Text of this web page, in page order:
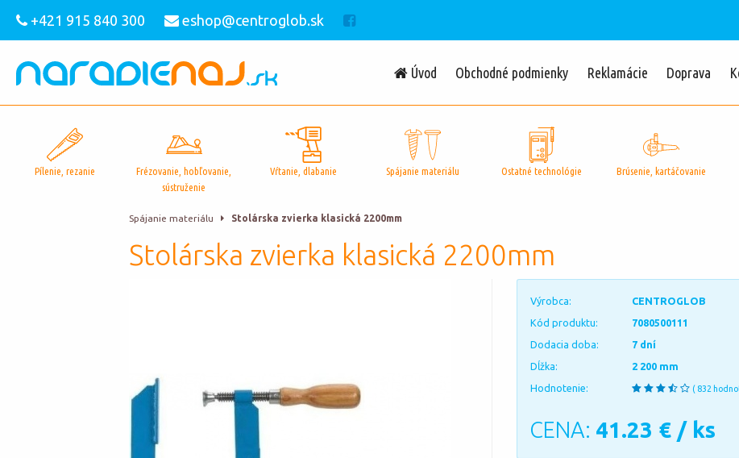
+421 915 840 300 eshop@centroglob.sk
Úvod Obchodné podmienky Reklamácie Doprava
Pílenie, rezanie
Frézovanie, hobľovanie,
sústruženie
Vŕtanie, dlabanie Spájanie materiálu Ostatné technológie Brúsenie, kartáčovanie
Spájanie materiálu Stolárska zvierka klasická 2200mm
Stolárska zvierka klasická 2200mm
Výrobca:
CENTROGLOB
Kód produktu:
7080500111
Dodacia doba:
7 dní
Dĺžka:
2 200 mm
Hodnotenie:
( 832
CENA: 41.23 € / ks